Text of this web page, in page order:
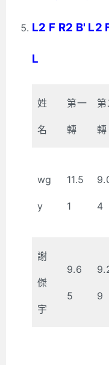
L2 F R2 B' L2
L
姓
名
第一
轉
第
轉
wg
y
11.5
1 4
謝
傑
宇
9.6
5 9